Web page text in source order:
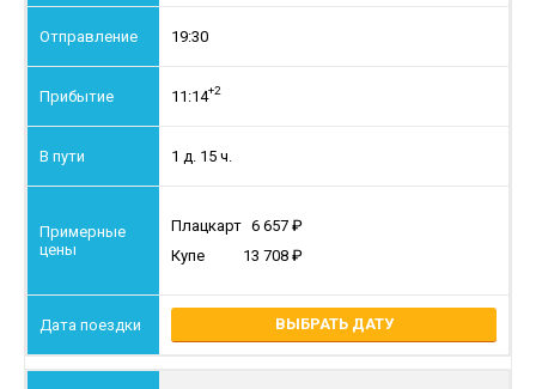
19:30
11:14+2
1 д. 15 ч.
Плацкарт 6 657
Купе
13 708
ВЫБРАТЬ ДАТУ